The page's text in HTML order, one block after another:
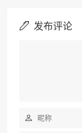
发布评论